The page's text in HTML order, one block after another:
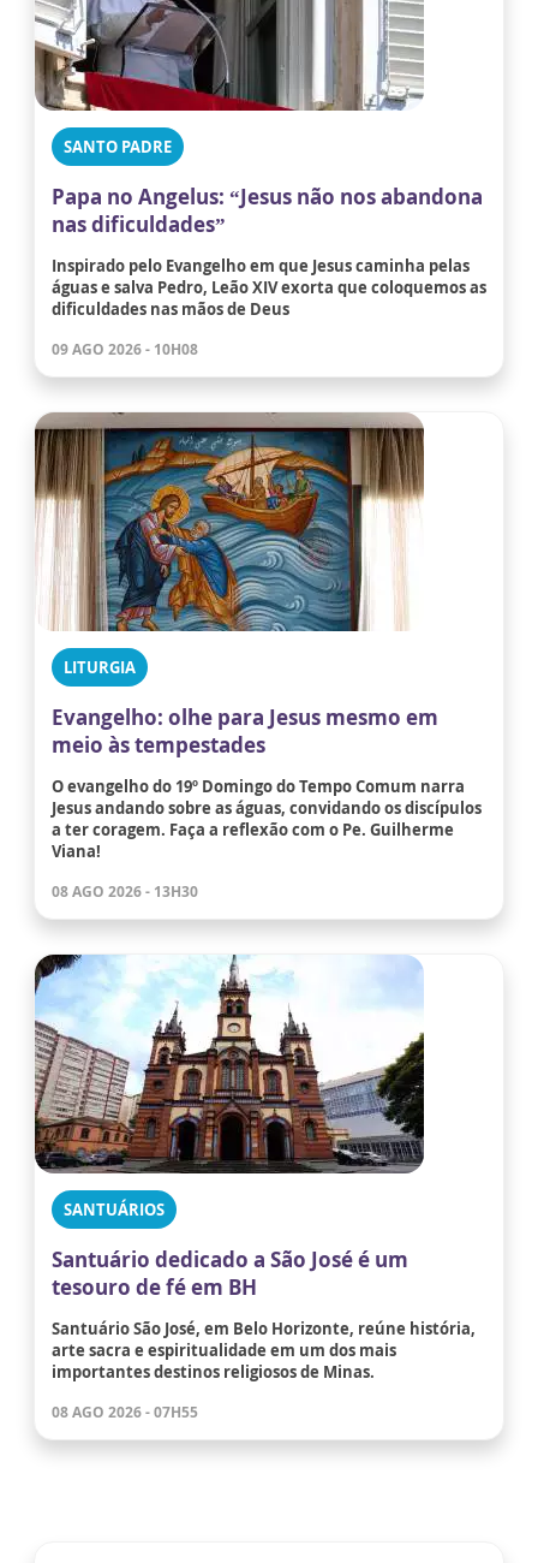
SANTO PADRE
Papa no Angelus: “Jesus não nos abandona
nas dificuldades”
Inspirado pelo Evangelho em que Jesus caminha pelas
águas e salva Pedro, Leão XIV exorta que coloquemos as
dificuldades nas mãos de Deus
09 AGO 2026 - 10H08
LITURGIA
Evangelho: olhe para Jesus mesmo em
meio às tempestades
O evangelho do 19º Domingo do Tempo Comum narra
Jesus andando sobre as águas, convidando os discípulos
a ter coragem. Faça a reflexão com o Pe. Guilherme
Viana!
08 AGO 2026 - 13H30
SANTUÁRIOS
Santuário dedicado a São José é um
tesouro de fé em BH
Santuário São José, em Belo Horizonte, reúne história,
arte sacra e espiritualidade em um dos mais
importantes destinos religiosos de Minas.
08 AGO 2026 - 07H55